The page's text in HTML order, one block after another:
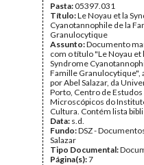
Pasta:05397.031
Título:Le Noyau et la
Cyanotannophile de la
Granulocytique
Assunto:Documento
com o título "Le Noyau et
Syndrome
Famille Granulocytique",
por Abel Salazar, da
Porto, Centro de Estudos
Microscópicos do
Cultura. Contém lista
Data: s.d.
Fundo:DSZ -
Salazar
Tipo Documental:
Página(s):7